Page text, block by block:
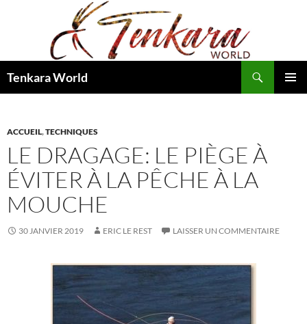
Tenkara World
ACCUEIL,TECHNIQUES
LE DRAGAGE: LE PIÈGE À
ÉVITER À LA PÊCHE À LA
MOUCHE
30 JANVIER 2019 ERIC LE REST LAISSER UN COMMENTAIRE